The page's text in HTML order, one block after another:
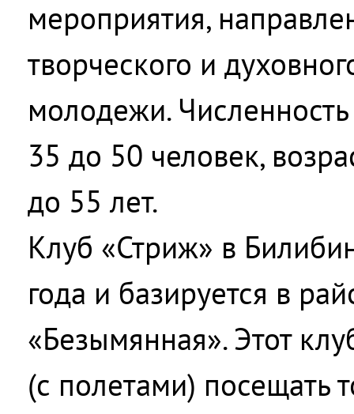
мероприятия,
творческого и
молодежи.
35 до 50 человек,
до 55 лет.
Клуб «Стриж» в
года и базируется в
«Безымянная». Этот
(с полетами) посещать